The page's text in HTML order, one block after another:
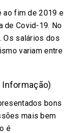
ao fim de 2019 e
de Covid-19. No
Os salários dos
variam entre
Informação)
bons
mais bem
é